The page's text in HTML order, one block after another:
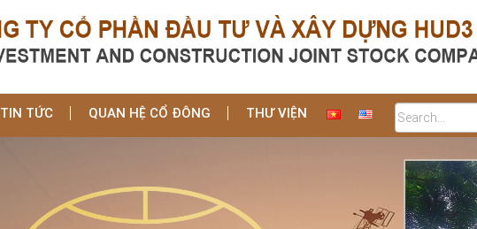
TIN TỨC QUAN HỆ CỔ ĐÔNG THƯ VIỆN